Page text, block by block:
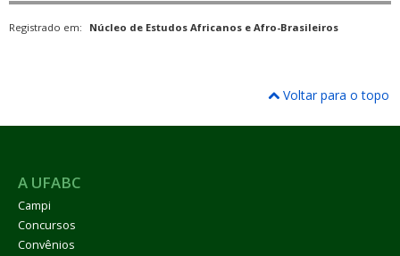
Registrado em: Núcleo de Estudos Africanos e Afro-Brasileiros
Voltar para o topo
A UFABC
Campi
Concursos
Convênios